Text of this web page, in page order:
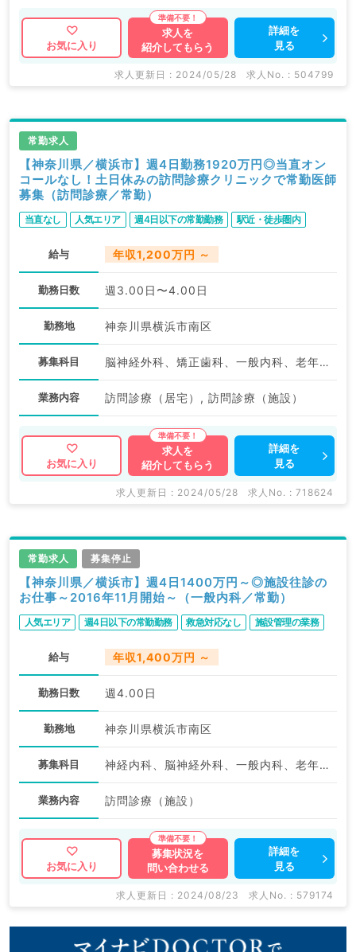
お気に入り
求人を
紹介してもらう
詳細を
見る
求人更新日 : 2024/05/28 求人No. : 504799
常勤求人
【神奈川県／横浜市】週4日勤務1920万円◎当直オン
コールなし！土日休みの訪問診療クリニックで常勤医師
募集（訪問診療／常勤）
当直なし 人気エリア 週4日以下の常勤勤務 駅近・徒歩圏内
給与 年収1,200万円 ～
勤務日数 週3.00日〜4.00日
勤務地 神奈川県横浜市南区
募集科目 脳神経外科、矯正歯科、一般内科、老年内科、外科系全般、一般外科
業務内容 訪問診療（居宅）, 訪問診療（施設）
お気に入り
求人を
紹介してもらう
詳細を
見る
求人更新日 : 2024/05/28 求人No. : 718624
常勤求人 募集停止
【神奈川県／横浜市】週4日1400万円～◎施設往診の
お仕事～2016年11月開始～（一般内科／常勤）
人気エリア 週4日以下の常勤勤務 救急対応なし 施設管理の業務
給与 年収1,400万円 ～
勤務日数 週4.00日
勤務地 神奈川県横浜市南区
募集科目 神経内科、脳神経外科、一般内科、老年内科、外科系全般、一般外科
業務内容 訪問診療（施設）
お気に入り
募集状況を
問い合わせる
詳細を
見る
求人更新日 : 2024/08/23 求人No. : 579174